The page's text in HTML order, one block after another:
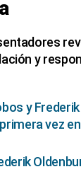
y
y
vez